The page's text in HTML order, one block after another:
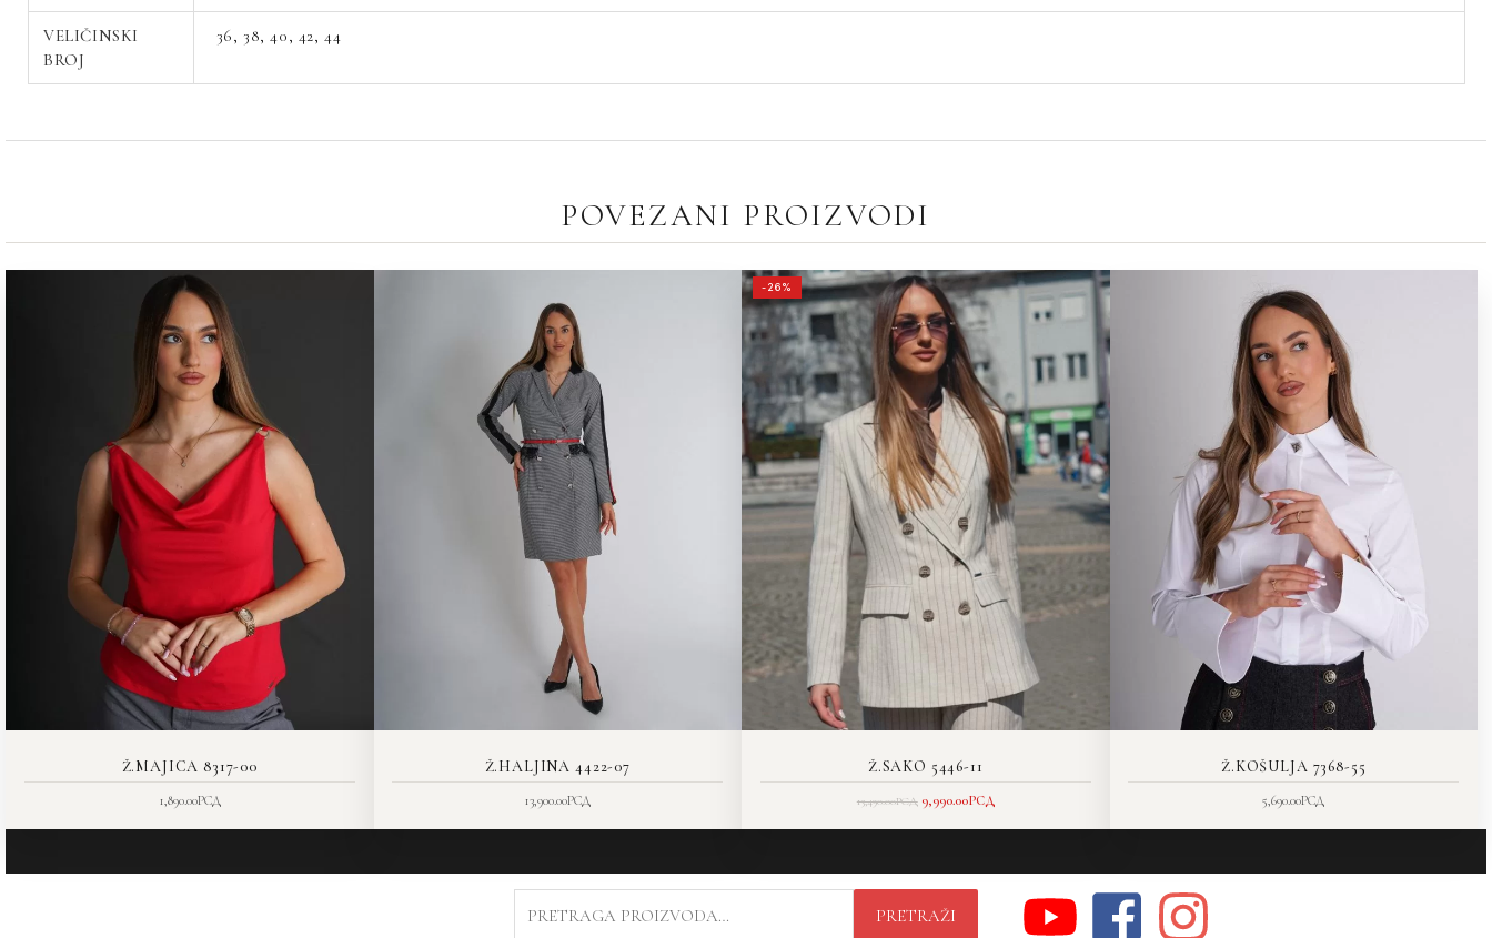
VELIČINSKI
BROJ
36, 38, 40, 42, 44
POVEZANI PROIZVODI
Ž.MAJICA 8317-00
1,890.00РСД
Ž.HALJINA 4422-07
13,900.00РСД
-26%
Ž.SAKO 5446-11
13,490.00РСД
ORIGINALNA
CENA
JE
BILA:
13,490.00РСД.
9,990.00РСД
TRENUTNA
CENA
9,990.00РСД.
Ž.KOŠULJA 7368-55
5,690.00РСД
ZA:
PRETRAŽI